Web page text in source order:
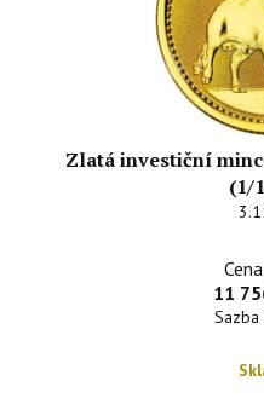
Zlatá investiční
(1/
11
Sazba